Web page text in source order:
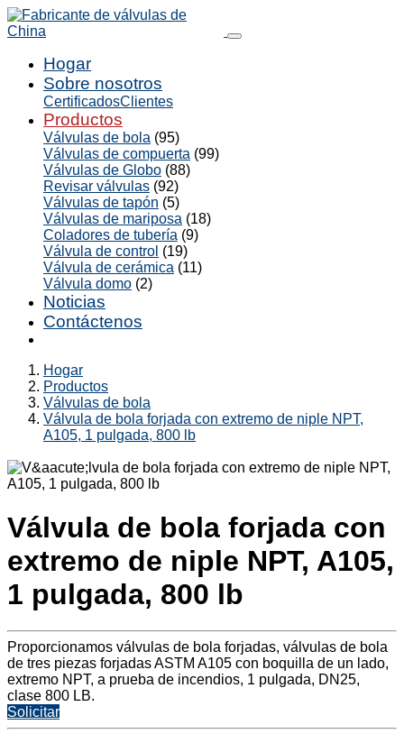
Hogar
Sobre nosotros
CertificadosClientes
Productos
Válvulas de bola (95)
Válvulas de compuerta (99)
Válvulas de Globo (88)
Revisar válvulas (92)
Válvulas de tapón (5)
Válvulas de mariposa (18)
Coladores de tubería (9)
Válvula de control (19)
Válvula de cerámica (11)
Válvula domo (2)
Noticias
Contáctenos
Hogar
Productos
Válvulas de bola
Válvula de bola forjada con extremo de niple NPT,
A105, 1 pulgada, 800 lb
Válvula de bola forjada con
extremo de niple NPT, A105,
1 pulgada, 800 lb
Proporcionamos válvulas de bola forjadas, válvulas de bola
de tres piezas forjadas ASTM A105 con boquilla de un lado,
extremo NPT, a prueba de incendios, 1 pulgada, DN25,
clase 800 LB.
Solicitar